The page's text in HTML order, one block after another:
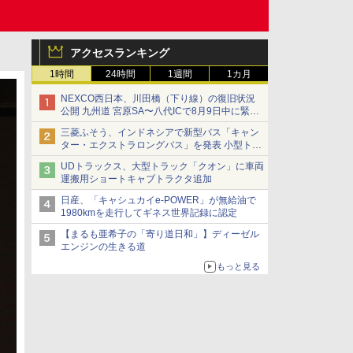
アクセスランキング
1時間 24時間 1週間 1カ月
NEXCO西日本、川田橋（下り線）の復旧状況
公開 九州道 宮原SA〜八代ICで8月9日中に緊急
車両を通行可能に
三菱ふそう、インドネシアで新型バス「キャン
ター・エクストラロングバス」を発表 小型トラ
ックベースの観光・旅客輸送向けバス
UDトラックス、大型トラック「クオン」に車両
運搬用ショートキャブトラクタ追加
日産、「キャシュカイe-POWER」が無給油で
1980kmを走行してギネス世界記録に認定
【まるも亜希子の「寄り道日和」】ディーゼル
エンジンの生きる道
もっと見る